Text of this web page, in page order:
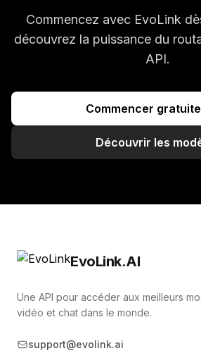
Commencez avec EvoLink
découvrez la puissance du
API.
Commencer
Découvrir les
EvoLink.AI
Une API pour accéder aux meilleurs
vidéo et chat dans le monde.
support@evolink.ai